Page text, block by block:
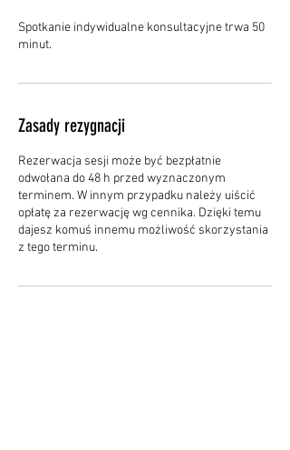
Spotkanie indywidualne konsultacyjne trwa 50
minut.
Zasady rezygnacji
Rezerwacja sesji może być bezpłatnie
odwołana do 48 h przed wyznaczonym
terminem. W innym przypadku należy uiścić
opłatę za rezerwację wg cennika. Dzięki temu
dajesz komuś innemu możliwość skorzystania
z tego terminu.